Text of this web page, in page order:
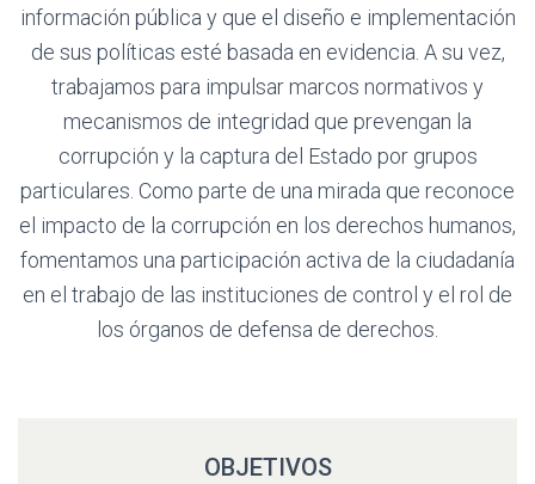
información pública y que el diseño e implementación
de sus políticas esté basada en evidencia. A su vez,
trabajamos para impulsar marcos normativos y
mecanismos de integridad que prevengan la
corrupción y la captura del Estado por grupos
particulares. Como parte de una mirada que reconoce
el impacto de la corrupción en los derechos humanos,
fomentamos una participación activa de la ciudadanía
en el trabajo de las instituciones de control y el rol de
los órganos de defensa de derechos.
OBJETIVOS